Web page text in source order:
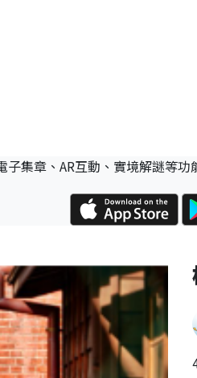
集章、AR互動、實境解謎等功